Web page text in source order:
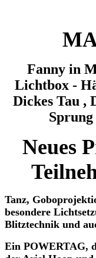
Fanny in
Lichtbox -
Dickes Tau ,
Neues
Tanz,
besondere
Blitztechnik und
Ein POWERTAG,